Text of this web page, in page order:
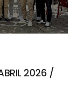
2026 /